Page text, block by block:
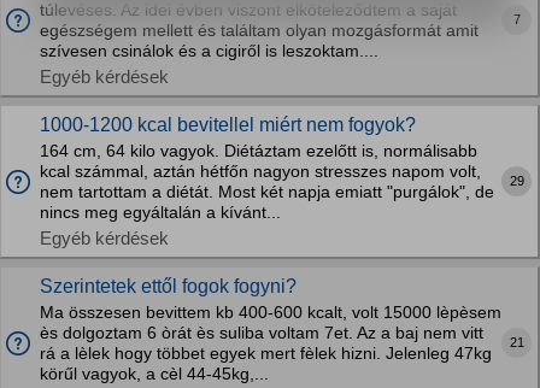
túlevéses. Az idei évben viszont elköteleződtem a saját
egészségem mellett és találtam olyan mozgásformát amit
szívesen csinálok és a cigiről is leszoktam....
Egyéb kérdések
7
1000-1200 kcal bevitellel miért nem fogyok?
164 cm, 64 kilo vagyok. Diétáztam ezelőtt is, normálisabb
kcal számmal, aztán hétfőn nagyon stresszes napom volt,
nem tartottam a diétát. Most két napja emiatt "purgálok", de
nincs meg egyáltalán a kívánt...
Egyéb kérdések
29
Szerintetek ettől fogok fogyni?
Ma összesen bevittem kb 400-600 kcalt, volt 15000 lèpèsem
ès dolgoztam 6 òrát ès suliba voltam 7et. Az a baj nem vitt
rá a lèlek hogy többet egyek mert fèlek hizni. Jelenleg 47kg
körűl vagyok, a cèl 44-45kg,...
21